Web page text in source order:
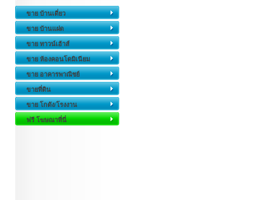
ขาย บ้านเดี่ยว
ขาย บ้านแฝด
ขาย ทาวน์เฮ้าส์
ขาย ห้องคอนโดมิเนียม
ขาย อาคารพาณิชย์
ขายที่ดิน
ขาย โกดัง/โรงงาน
ฟรี โฆษณาที่นี่